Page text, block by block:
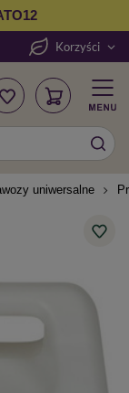
Korzyści
uniwersalne